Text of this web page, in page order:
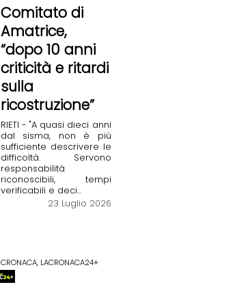
Comitato di
Amatrice,
“dopo 10 anni
criticità e ritardi
sulla
ricostruzione”
RIETI - "A quasi dieci anni
dal sisma, non è più
sufficiente descrivere le
difficoltà. Servono
responsabilità
riconoscibili, tempi
verificabili e deci...
23 Luglio 2026
CRONACA, LACRONACA24+